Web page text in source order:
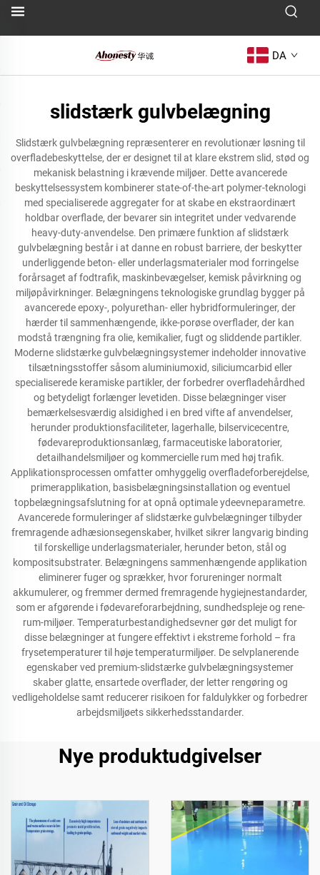
DA
slidstærk gulvbelægning
Slidstærk gulvbelægning repræsenterer en revolutionær løsning til
overfladebeskyttelse, der er designet til at klare ekstrem slid, stød og
mekanisk belastning i krævende miljøer. Dette avancerede
beskyttelsessystem kombinerer state-of-the-art polymer-teknologi
med specialiserede aggregater for at skabe en ekstraordinært
holdbar overflade, der bevarer sin integritet under vedvarende
heavy-duty-anvendelse. Den primære funktion af slidstærk
gulvbelægning består i at danne en robust barriere, der beskytter
underliggende beton- eller underlagsmaterialer mod forringelse
forårsaget af fodtrafik, maskinbevægelser, kemisk påvirkning og
miljøpåvirkninger. Belægningens teknologiske grundlag bygger på
avancerede epoxy-, polyurethan- eller hybridformuleringer, der
hærder til sammenhængende, ikke-porøse overflader, der kan
modstå trængning fra olie, kemikalier, fugt og sliddende partikler.
Moderne slidstærke gulvbelægningsystemer indeholder innovative
tilsætningsstoffer såsom aluminiumoxid, siliciumcarbid eller
specialiserede keramiske partikler, der forbedrer overfladehårdhed
og betydeligt forlænger levetiden. Disse belægninger viser
bemærkelsesværdig alsidighed i en bred vifte af anvendelser,
herunder produktionsfaciliteter, lagerhalle, bilservicecentre,
fødevareproduktionsanlæg, farmaceutiske laboratorier,
detailhandelsmiljøer og kommercielle rum med høj trafik.
Applikationsprocessen omfatter omhyggelig overfladeforberejdelse,
primerapplikation, basisbelægningsinstallation og eventuel
topbelægningsafslutning for at opnå optimale ydeevneparametre.
Avancerede formuleringer af slidstærke gulvbelægninger tilbyder
fremragende adhæsionsegenskaber, hvilket sikrer langvarig binding
til forskellige underlagsmaterialer, herunder beton, stål og
kompositsubstrater. Belægningens sammenhængende applikation
eliminerer fuger og sprækker, hvor forureninger normalt
akkumulerer, og fremmer dermed fremragende hygiejnestandarder,
som er afgørende i fødevareforarbejdning, sundhedspleje og rene-
rum-miljøer. Temperaturbestandighedsevner gør det muligt for
disse belægninger at fungere effektivt i ekstreme forhold – fra
frysetemperaturer til høje temperaturmiljøer. De selvplanerende
egenskaber ved premium-slidstærke gulvbelægningsystemer
skaber glatte, ensartede overflader, der letter rengøring og
vedligeholdelse samt reducerer risikoen for faldulykker og forbedrer
arbejdsmiljøets sikkerhedsstandarder.
Nye produktudgivelser